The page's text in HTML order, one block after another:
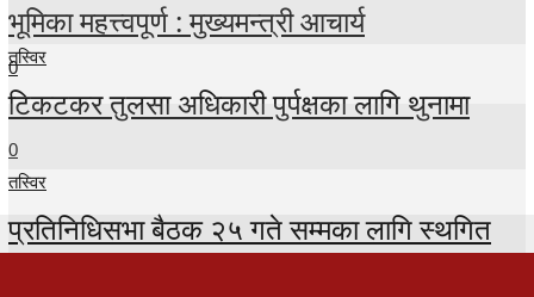
भूमिका महत्त्वपूर्ण : मुख्यमन्त्री आचार्य
0
तस्विर
टिकटकर तुलसा अधिकारी पुर्पक्षका लागि थुनामा
0
तस्विर
प्रतिनिधिसभा बैठक २५ गते सम्मका लागि स्थगित